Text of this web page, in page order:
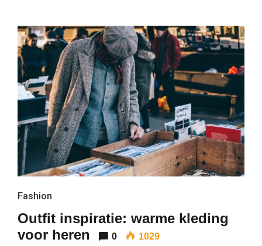
Fashion
Outfit inspiratie: warme kleding
voor heren
0 1029